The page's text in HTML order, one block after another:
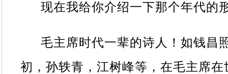
现在我给你介绍一下那个年代的
毛主席时代一辈的诗人！如钱昌
初，孙轶青，江树峰等，在毛主席